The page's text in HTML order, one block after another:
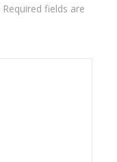
Required fields are